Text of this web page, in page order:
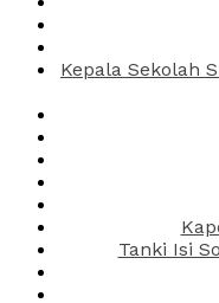
Kepala Sekolah
Tanki Isi